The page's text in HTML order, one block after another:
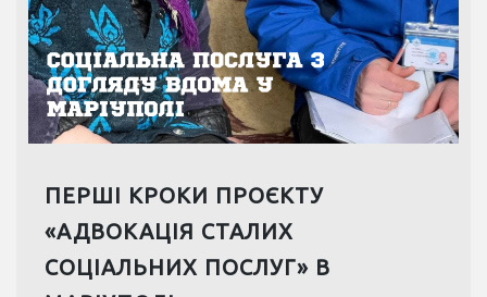
ПЕРШІ КРОКИ ПРОЄКТУ
«АДВОКАЦІЯ СТАЛИХ
СОЦІАЛЬНИХ ПОСЛУГ» В